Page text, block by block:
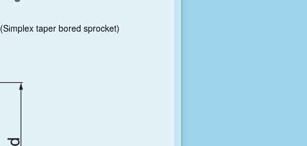
(Sіmplex taper bored sprocket)